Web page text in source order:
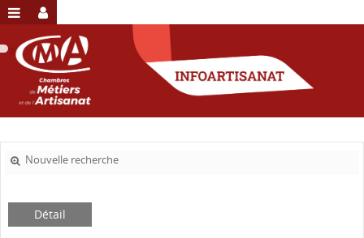
Nouvelle recherche
Détail